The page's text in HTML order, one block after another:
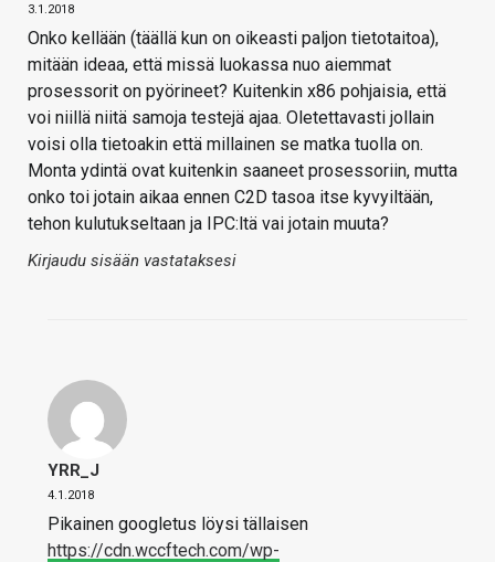
3.1.2018
Onko kellään (täällä kun on oikeasti paljon tietotaitoa),
mitään ideaa, että missä luokassa nuo aiemmat
prosessorit on pyörineet? Kuitenkin x86 pohjaisia, että
voi niillä niitä samoja testejä ajaa. Oletettavasti jollain
voisi olla tietoakin että millainen se matka tuolla on.
Monta ydintä ovat kuitenkin saaneet prosessoriin, mutta
onko toi jotain aikaa ennen C2D tasoa itse kyvyiltään,
tehon kulutukseltaan ja IPC:ltä vai jotain muuta?
Kirjaudu sisään vastataksesi
YRR_J
4.1.2018
Pikainen googletus löysi tällaisen
https://cdn.wccftech.com/wp-